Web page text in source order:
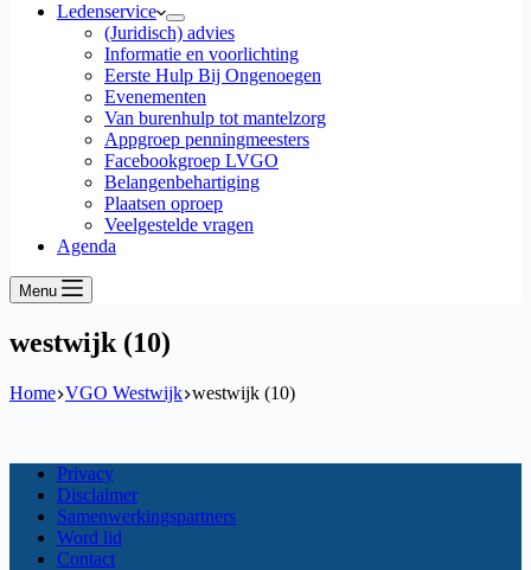
Ledenservice
(Juridisch) advies
Informatie en voorlichting
Eerste Hulp Bij Ongenoegen
Evenementen
Van burenhulp tot mantelzorg
Appgroep penningmeesters
Facebookgroep LVGO
Belangenbehartiging
Plaatsen oproep
Veelgestelde vragen
Agenda
Menu
westwijk (10)
Home VGO Westwijk westwijk (10)
Privacy
Disclaimer
Samenwerkingspartners
Word lid
Contact